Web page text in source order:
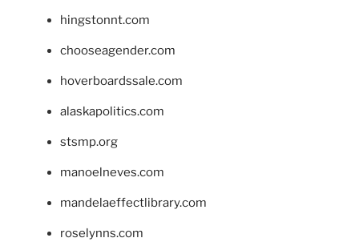
hingstonnt.com
chooseagender.com
hoverboardssale.com
alaskapolitics.com
stsmp.org
manoelneves.com
mandelaeffectlibrary.com
roselynns.com